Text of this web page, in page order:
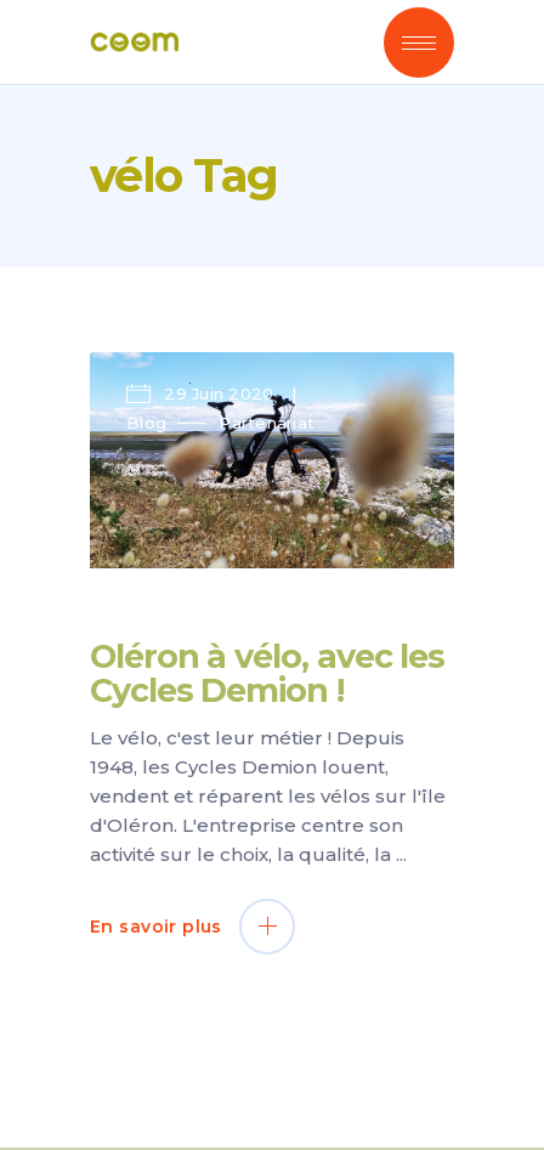
vélo Tag
29 Juin 2020
Blog
Partenariat
Oléron à vélo, avec les
Cycles Demion !
Le vélo, c'est leur métier ! Depuis
1948, les Cycles Demion louent,
vendent et réparent les vélos sur l'île
d'Oléron. L'entreprise centre son
activité sur le choix, la qualité, la
En savoir plus